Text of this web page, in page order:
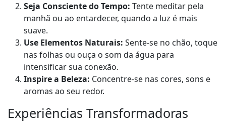
Seja Consciente do Tempo: Tente meditar pela
manhã ou ao entardecer, quando a luz é mais
suave.
Use Elementos Naturais: Sente-se no chão, toque
nas folhas ou ouça o som da água para
intensificar sua conexão.
Inspire a Beleza: Concentre-se nas cores, sons e
aromas ao seu redor.
Experiências Transformadoras